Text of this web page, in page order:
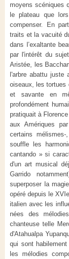
moyens scéniques
le plateau que
compenser. En
traits et la vacuité
dans l’exaltante
par l'intérêt du
Aristée, les
l'arbre abattu juste
oiseaux, les tortues
et savante en
profondément
pratiquait à
aux Amériques
certains
souffle les
cantando » si
d'un art musical
Garrido
superposer la
opéré depuis le
italien avec les
nées des
chanteuse telle
d'Atahualpa
qui sont
les mélodies